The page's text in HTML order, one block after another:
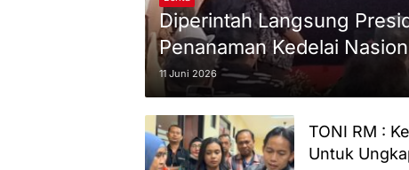
Diperintah Langsung
Penanaman Kedelai
11 Juni 2026
TONI RM :
Untuk